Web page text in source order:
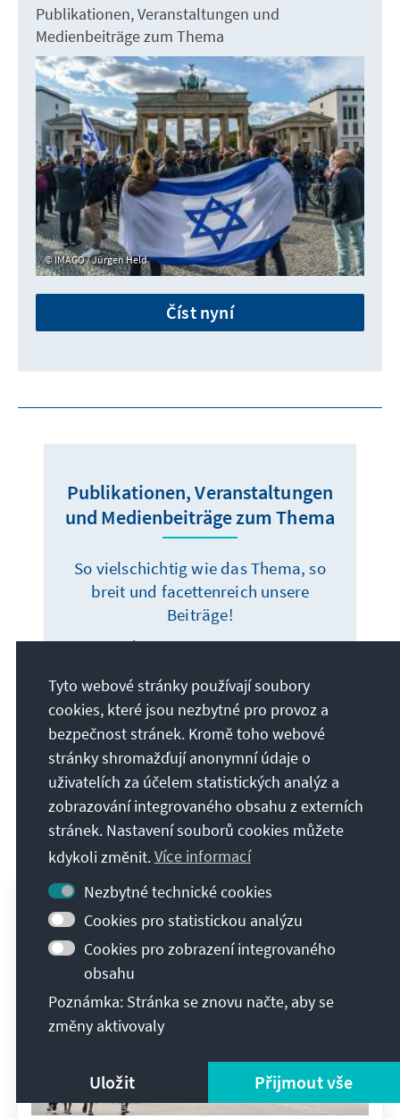
Publikationen, Veranstaltungen und
Medienbeiträge zum Thema
IMAGO / Jürgen Held
Číst nyní
Publikationen, Veranstaltungen
und Medienbeiträge zum Thema
So vielschichtig wie das Thema, so
breit und facettenreich unsere
Beiträge!
Ob Experteninterview,
klicken Sie sich durch und finden
Sie garantiert das für Sie passende
Format!
Publikace na téma
Tyto webové stránky používají soubory
cookies, které jsou nezbytné pro provoz a
bezpečnost stránek. Kromě toho webové
stránky shromažďují anonymní údaje o
uživatelích za účelem statistických analýz a
zobrazování integrovaného obsahu z externích
stránek. Nastavení souborů cookies můžete
kdykoli změnit.Více informací
Nezbytné technické cookies
Cookies pro statistickou analýzu
Cookies pro zobrazení integrovaného
obsahu
Poznámka: Stránka se znovu načte, aby se
změny aktivovaly
Uložit Přijmout vše